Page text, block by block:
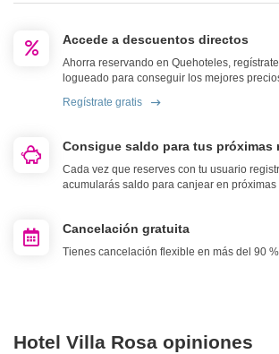
Accede a descuentos directos
Ahorra reservando en Quehoteles,
logueado para conseguir los mejores
Regístrate gratis
Consigue saldo para tus próximas
Cada vez que reserves con tu usuario
acumularás saldo para canjear en próximas
Cancelación gratuita
Tienes cancelación flexible en más del 90
Hotel Villa Rosa opiniones